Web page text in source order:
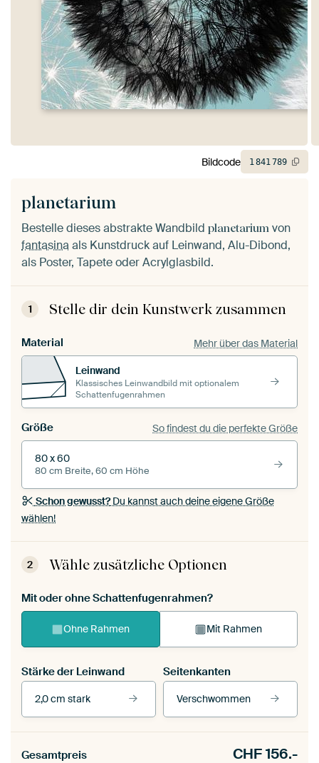
planetarium
Bestelle dieses abstrakte Wandbild planetarium von
fantasina als Kunstdruck auf Leinwand, Alu-Dibond,
als Poster, Tapete oder Acrylglasbild.
1 Stelle dir dein Kunstwerk zusammen
Material Mehr über das Material
Leinwand
Klassisches Leinwandbild mit optionalem
Schattenfugenrahmen
Größe So findest du die perfekte Größe
80 x 60
80 cm Breite, 60 cm Höhe
Schon gewusst?Du kannst auch deine eigene Größe
wählen!
2 Wähle zusätzliche Optionen
Mit oder ohne Schattenfugenrahmen?
Ohne Rahmen Mit Rahmen
Stärke der Leinwand
2,0 cm stark
Seitenkanten
Verschwommen
Gesamtpreis CHF156.-
Bildcode 1841789